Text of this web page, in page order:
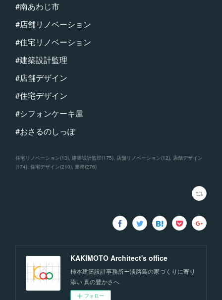
#南あわじ市
#店舗リノベーション
#住宅リノベーション
#建築設計監理
#店舗デザイン
#住宅デザイン
#シフォンケーキ屋
#おさるのしっぽ
住宅リノベーション(13) 建築設計監理(175) 店舗リノベーション(12) 店舗デザイン
(174) 住宅デザイン(210) 業務(276)
KAKIMOTO Architect's office
柿本建築設計事務所ー淡路島の家づくりに寄り
添い 真の豊かさへ
フォロー